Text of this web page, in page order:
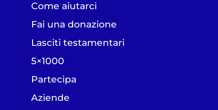
Come aiutarci
Fai una donazione
Lasciti testamentari
5×1000
Partecipa
Aziende